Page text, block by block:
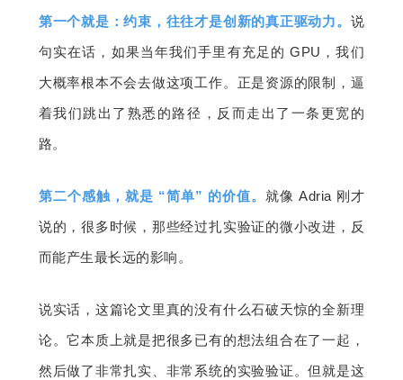
第一个就是：约束，往往才是创新的真正驱动力。 说
句实在话，如果当年我们手里有充足的 GPU，我们
大概率根本不会去做这项工作。正是资源的限制，逼
着我们跳出了熟悉的路径，反而走出了一条更宽的
路。
第二个感触，就是 “简单” 的价值。 就像 Adria 刚才
说的，很多时候，那些经过扎实验证的微小改进，反
而能产生最长远的影响。
说实话，这篇论文里真的没有什么石破天惊的全新理
论。它本质上就是把很多已有的想法组合在了一起，
然后做了非常扎实、非常系统的实验验证。但就是这